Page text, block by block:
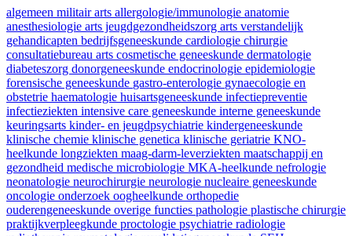
algemeen militair arts allergologie/immunologie anatomie
anesthesiologie arts jeugdgezondheidszorg arts verstandelijk
gehandicapten bedrijfsgeneeskunde cardiologie chirurgie
consultatiebureau arts cosmetische geneeskunde dermatologie
diabeteszorg donorgeneeskunde endocrinologie epidemiologie
forensische geneeskunde gastro-enterologie gynaecologie en
obstetrie haematologie huisartsgeneeskunde infectiepreventie
infectieziekten intensive care geneeskunde interne geneeskunde
keuringsarts kinder- en jeugdpsychiatrie kindergeneeskunde
klinische chemie klinische genetica klinische geriatrie KNO-
heelkunde longziekten maag-darm-leverziekten maatschappij en
gezondheid medische microbiologie MKA-heelkunde nefrologie
neonatologie neurochirurgie neurologie nucleaire geneeskunde
oncologie onderzoek oogheelkunde orthopedie
ouderengeneeskunde overige functies pathologie plastische chirurgie
praktijkverpleegkunde proctologie psychiatrie radiologie